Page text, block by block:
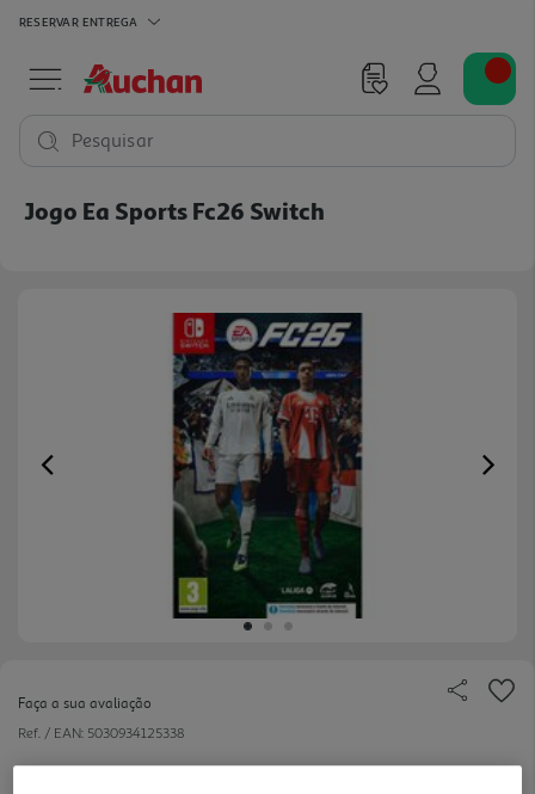
RESERVAR ENTREGA
Pesquisar
Jogo Ea Sports Fc26 Switch
Previous
Faça a sua avaliação
Ref. / EAN: 5030934125338